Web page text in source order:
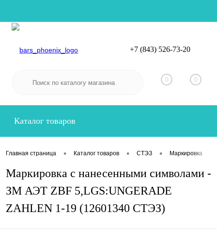
Вход
+7 (843) 526-73-20
0 0
Каталог товаров
Главная страница • Каталог товаров • СТЭЗ • Маркировка
Маркировка с нанесенными символами -
ЗМ АЭТ ZBF 5,LGS:UNGERADE
ZAHLEN 1-19 (12601340 СТЭЗ)